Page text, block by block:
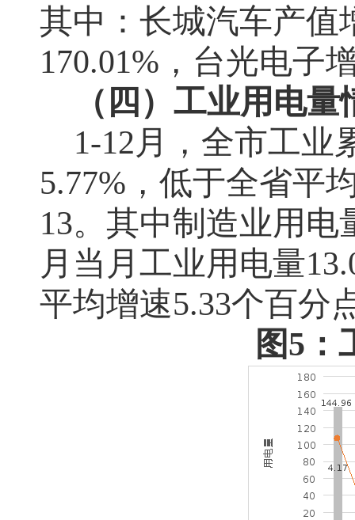
其中：长城汽车产值
170.01% ，台光电子
（四）工业用电量
1-12 月，全市工业
5.77% ，低于全省平
13。其中制造业用电
月当月工业用电量
平均增速5.33个百分
图5：